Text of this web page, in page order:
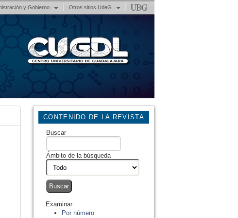
y Gobierno Otros sitios UdeG
CONTENIDO DE LA REVISTA
Buscar
Ámbito de la búsqueda
Examinar
Por número